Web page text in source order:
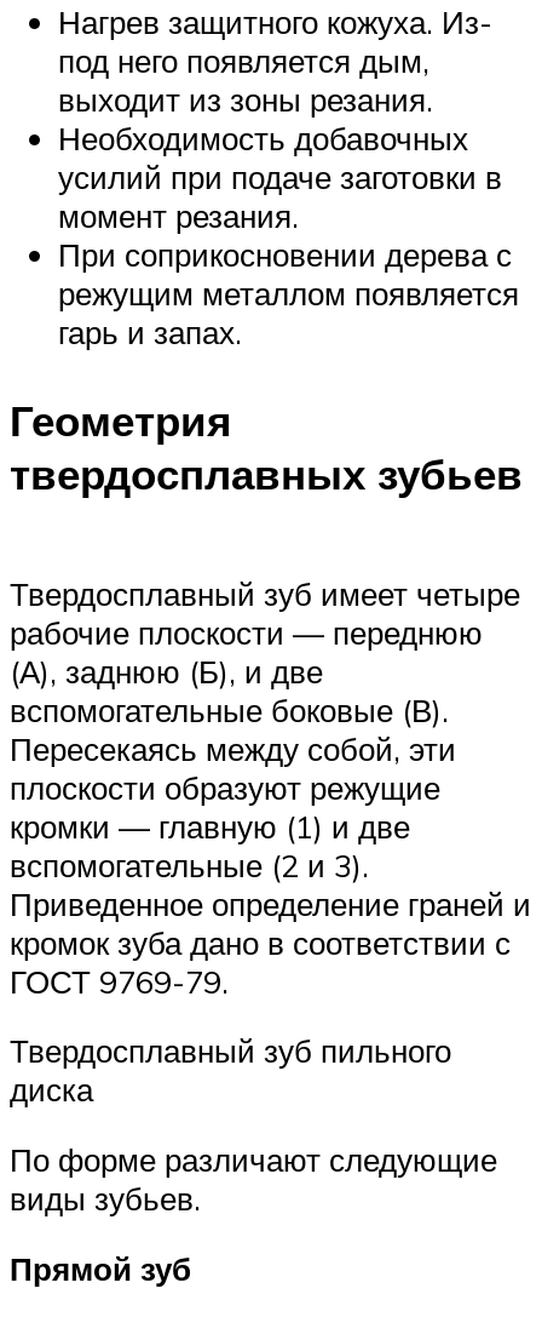
Нагрев защитного кожуха. Из-
под него появляется дым,
выходит из зоны резания.
Необходимость добавочных
усилий при подаче заготовки в
момент резания.
При соприкосновении дерева с
режущим металлом появляется
гарь и запах.
Геометрия
твердосплавных зубьев
Твердосплавный зуб имеет четыре
рабочие плоскости — переднюю
(А), заднюю (Б), и две
вспомогательные боковые (В).
Пересекаясь между собой, эти
плоскости образуют режущие
кромки — главную (1) и две
вспомогательные (2 и 3).
Приведенное определение граней и
кромок зуба дано в соответствии с
ГОСТ 9769-79.
Твердосплавный зуб пильного
диска
По форме различают следующие
виды зубьев.
Прямой зуб